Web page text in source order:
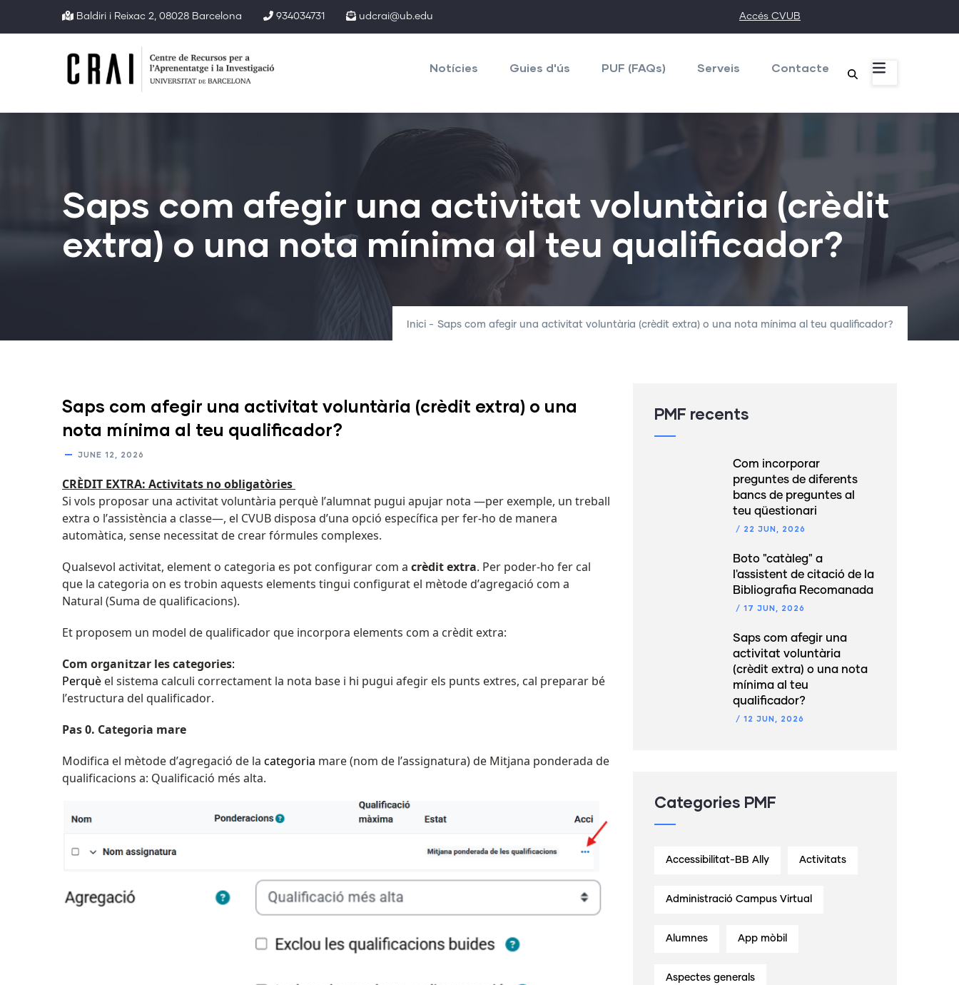
al
Baldiri i Reixac 2, 08028 Barcelona 934034731 udcrai@ub.edu Accés CVUB
navigation
Notícies Guies d'ús PUF (FAQs) Serveis Contacte
Saps com afegir una activitat voluntària (crèdit
extra) o una nota mínima al teu qualificador?
Inici - Saps com afegir una activitat voluntària (crèdit extra) o una nota mínima al teu qualificador?
Saps com afegir una activitat voluntària (crèdit extra) o una
nota mínima al teu qualificador?
JUNE 12, 2026
CRÈDIT EXTRA: Activitats no obligatòries
Si vols proposar una activitat voluntària perquè l’alumnat pugui apujar nota —per exemple, un treball
extra o l’assistència a classe—, el CVUB disposa d’una opció específica per fer-ho de manera
automàtica, sense necessitat de crear fórmules complexes.
Qualsevol activitat, element o categoria es pot configurar com a crèdit extra. Per poder-ho fer cal
que la categoria on es trobin aquests elements tingui configurat el mètode d’agregació com a
Natural (Suma de qualificacions).
Et proposem un model de qualificador que incorpora elements com a crèdit extra:
Com organitzar les categories:
Perquè el sistema calculi correctament la nota base i hi pugui afegir els punts extres, cal preparar bé
l’estructura del qualificador.
Pas 0. Categoria mare
Modifica el mètode d’agregació de la categoria mare (nom de l’assignatura) de Mitjana ponderada de
qualificacions a: Qualificació més alta.
PMF recents
Com incorporar
preguntes de diferents
bancs de preguntes al
teu qüestionari
/ 22 JUN, 2026
Boto "catàleg" a
l'assistent de citació de la
Bibliografia Recomanada
/ 17 JUN, 2026
Saps com afegir una
activitat voluntària
(crèdit extra) o una nota
mínima al teu
qualificador?
/ 12 JUN, 2026
Categories PMF
Accessibilitat-BB Ally Activitats
Administració Campus Virtual
Alumnes App mòbil
Aspectes generals